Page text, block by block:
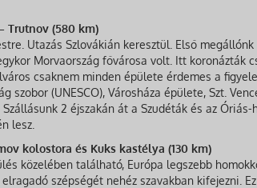
Trutnov (580 km)
Utazás Szlovákián keresztül. Első megállónk
Morvaország fővárosa volt. Itt koronázták
csaknem minden épülete érdemes a
(UNESCO), Városháza épülete, Szt.
2 éjszakán át a Szudéták és az Óriás-
lesz.
kolostora és Kuks kastélya (130 km)
közelében található, Európa legszebb
szépségét nehéz szavakban kifejezni. Ez